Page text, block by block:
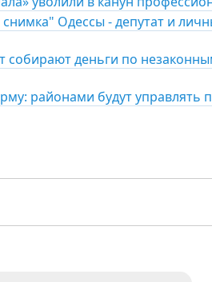
Одессы - депутат и
собирают деньги по
районами будут управлять